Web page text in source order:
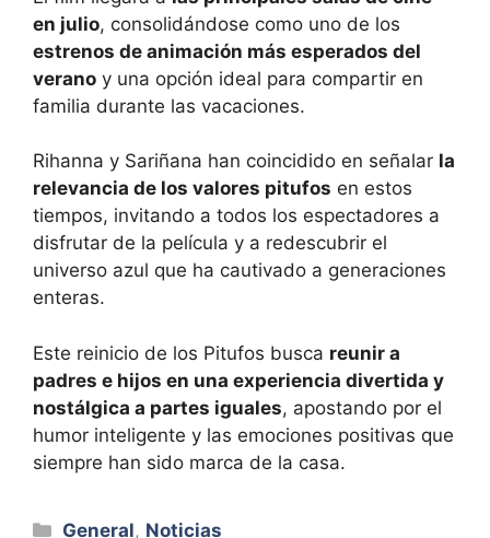
en julio, consolidándose como uno de los
estrenos de animación más esperados del
verano y una opción ideal para compartir en
familia durante las vacaciones.
Rihanna y Sariñana han coincidido en señalar la
relevancia de los valores pitufos en estos
tiempos, invitando a todos los espectadores a
disfrutar de la película y a redescubrir el
universo azul que ha cautivado a generaciones
enteras.
Este reinicio de los Pitufos busca reunir a
padres e hijos en una experiencia divertida y
nostálgica a partes iguales, apostando por el
humor inteligente y las emociones positivas que
siempre han sido marca de la casa.
Categorías
General, Noticias